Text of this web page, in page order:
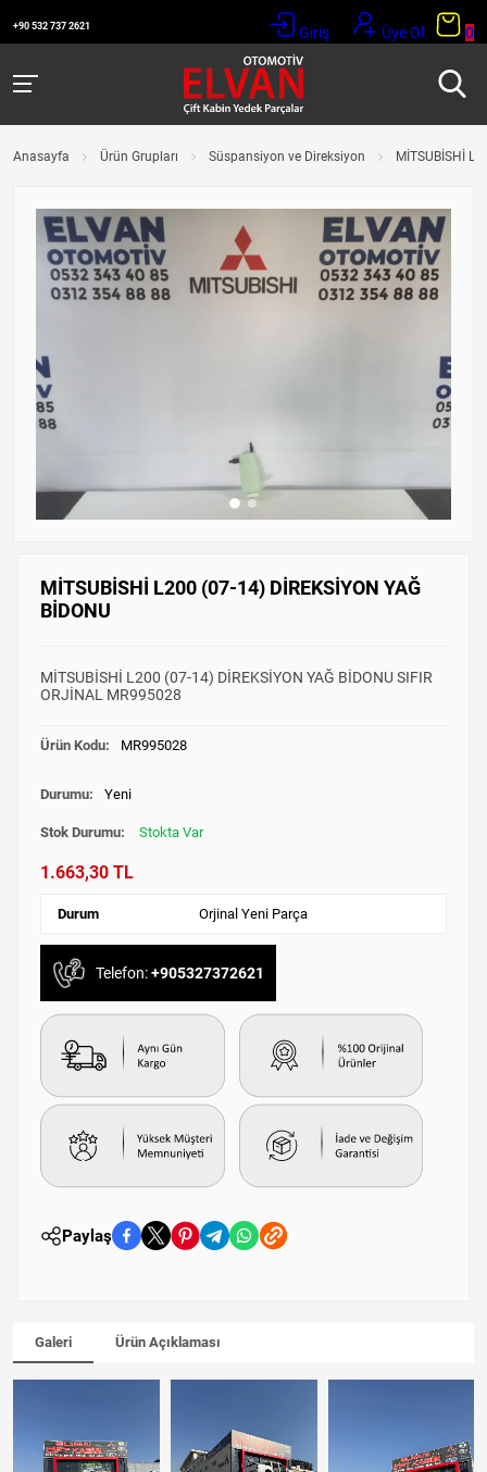
+90 532 737 2621 Giriş Üye Ol 0
Anasayfa Ürün Grupları Süspansiyon ve Direksiyon MİTSUBİSHİ
MİTSUBİSHİ L200 (07-14) DİREKSİYON YAĞ
BİDONU
MİTSUBİSHİ L200 (07-14) DİREKSİYON YAĞ BİDONU SIFIR
ORJİNAL MR995028
Ürün Kodu: MR995028
Durumu: Yeni
Stok Durumu: Stokta Var
1.663,30 TL
Durum Orjinal Yeni Parça
Telefon:+905327372621
Paylaş
Galeri Ürün Açıklaması